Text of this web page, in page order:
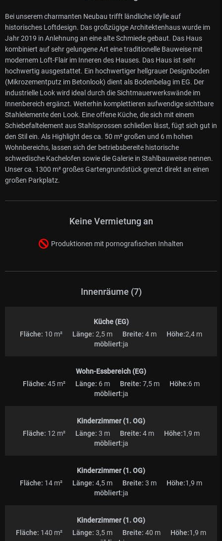
Bei unserem charmanten Neubau trifft ländliche Idylle auf
historisches Loftdesign. Das großzügige Architektenhaus wurde im
Jahr 2019 in Anlehnung an eine alte Schmiede gebaut. Das Haus
kombiniert auf sehr gelungene Art eine traditionelle Bauweise mit
modernem Loft-Flair im Inneren des Hauses. Das Haus ist sehr
hochwertig ausgestattet. Ein hochwertiger hellgrauer Designboden
(Mikrozementputz im Betonlook) dient als Bodenbelag im EG. Der
industrielle Look wird ideal durch die Sichtmauerwerkswände im
Innenbereich ergänzt. Weiterhin komplettieren aufwendige sichtbare
Stahlelemente den Look. Eine offene Küche, die sich mit einem
Schiebefaltelement aus Stahlsprossen schließen lässt, fügt sich gut in
den Stil ein. Als Highlight des ca. 50 m² großen und 6 m hohen
Wohnbereichs, lassen sich der betriebsbereite historische
schwedische Kachelofen sowie die Galerie in Stahlbauweise nennen.
Unser ca. 1300 m² großes Gartengrundstück grenzt direkt an einen
großen Parkplatz.
Keine Vermietung an
Produktionen mit pornografischen Inhalten
Innenräume (7)
Küche (EG)
Fläche: 10 m² Länge: 2,5 m Breite: 4 m Höhe:2,4 m
möbliert:ja
Wohn-Essbereich (EG)
Fläche: 45 m² Länge: 6 m Breite: 7,5 m Höhe:6 m
möbliert:ja
Kinderzimmer (1. OG)
Fläche: 12 m² Länge: 3 m Breite: 4 m Höhe:1,9 m
möbliert:ja
Kinderzimmer (1. OG)
Fläche: 14 m² Länge: 4,5 m Breite: 3 m Höhe:1,9 m
möbliert:ja
Kinderzimmer (1. OG)
Fläche: 140 m² Länge: 3,5 m Breite: 40 m Höhe:1,9 m